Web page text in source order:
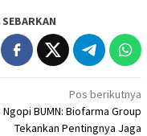
SEBARKAN
Pos berikutnya
Ngopi BUMN: Biofarma Group
Tekankan Pentingnya Jaga